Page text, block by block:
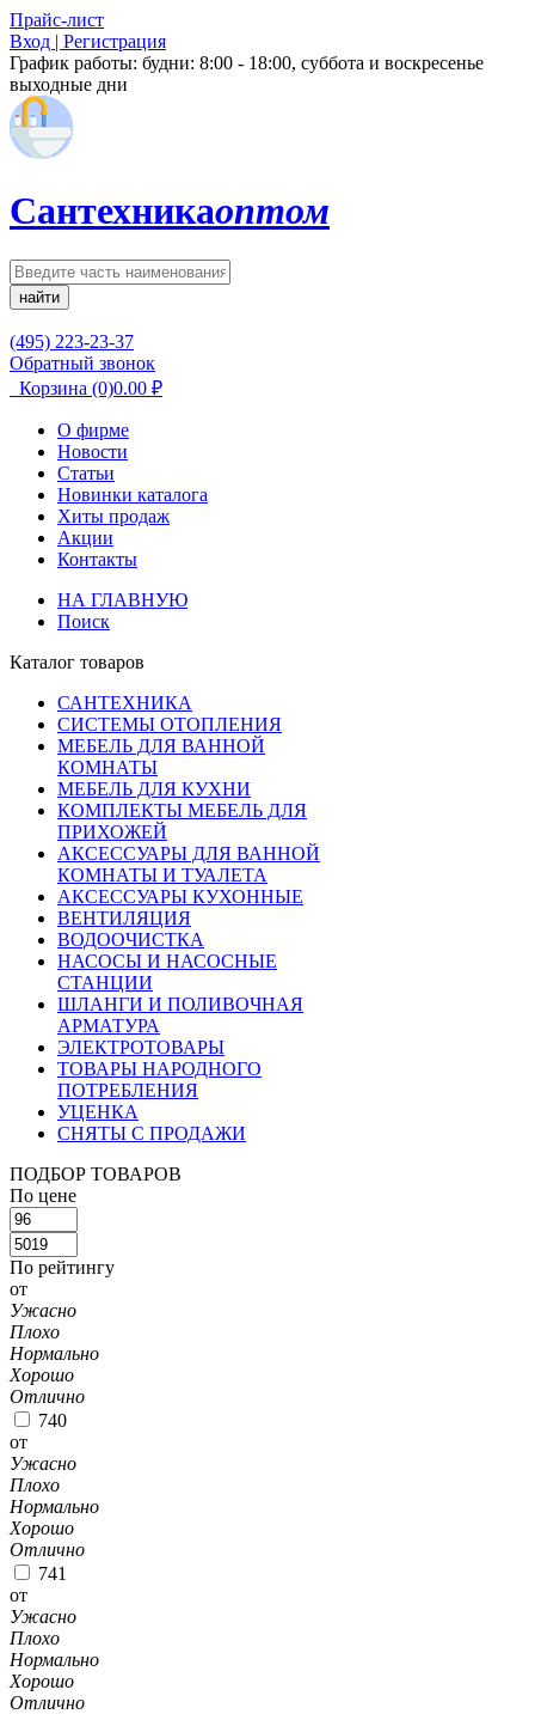
Прайс-лист
Вход | Регистрация
График работы: будни: 8:00 - 18:00, суббота и воскресенье
выходные дни
Сантехникаоптом
найти
(495) 223-23-37
Обратный звонок
Корзина (0)0.00 ₽
О фирме
Новости
Статьи
Новинки каталога
Хиты продаж
Акции
Контакты
НА ГЛАВНУЮ
Поиск
Каталог товаров
САНТЕХНИКА
СИСТЕМЫ ОТОПЛЕНИЯ
МЕБЕЛЬ ДЛЯ ВАННОЙ
КОМНАТЫ
МЕБЕЛЬ ДЛЯ КУХНИ
КОМПЛЕКТЫ МЕБЕЛЬ ДЛЯ
ПРИХОЖЕЙ
АКСЕССУАРЫ ДЛЯ ВАННОЙ
КОМНАТЫ И ТУАЛЕТА
АКСЕССУАРЫ КУХОННЫЕ
ВЕНТИЛЯЦИЯ
ВОДООЧИСТКА
НАСОСЫ И НАСОСНЫЕ
СТАНЦИИ
ШЛАНГИ И ПОЛИВОЧНАЯ
АРМАТУРА
ЭЛЕКТРОТОВАРЫ
ТОВАРЫ НАРОДНОГО
ПОТРЕБЛЕНИЯ
УЦЕНКА
СНЯТЫ С ПРОДАЖИ
ПОДБОР ТОВАРОВ
По цене
По рейтингу
от
Ужасно
Плохо
Нормально
Хорошо
Отлично
740
от
Ужасно
Плохо
Нормально
Хорошо
Отлично
741
от
Ужасно
Плохо
Нормально
Хорошо
Отлично